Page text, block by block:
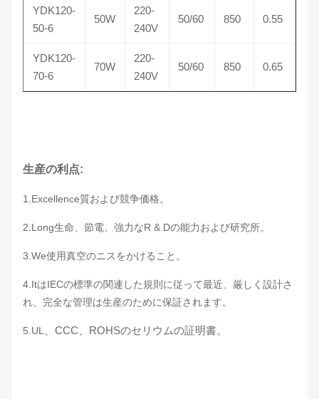
YDK120-
50-6
50W
220-
240V
50/60 850 0.55
YDK120-
70-6
70W
220-
240V
50/60 850 0.65
生産の利点:
1.Excellence質および競争価格。
2.Long生命、節電、強力なR & Dの能力および研究所。
3.We使用真空のニスをかけること。
4.ItはIECの標準の関連した規則に従って最近、厳しく設計さ
れ、完全な管理は生産のために保証されます。
5.UL 、CCC、ROHSのセリウムの証明書。